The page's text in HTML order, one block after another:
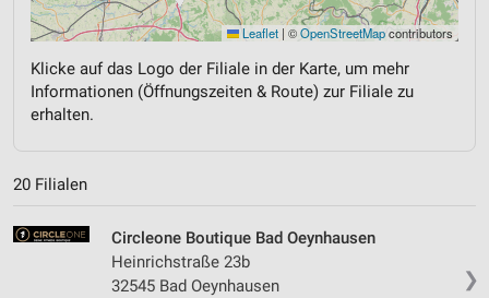
Leaflet | ©OpenStreetMapcontributors
Klicke auf das Logo der Filiale in der Karte, um mehr
Informationen (Öffnungszeiten & Route) zur Filiale zu
erhalten.
20 Filialen
❯
Circleone Boutique Bad Oeynhausen
Heinrichstraße 23b
32545 Bad Oeynhausen